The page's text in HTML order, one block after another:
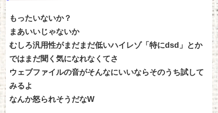
もったいないか？
まあいいじゃないか
むしろ汎用性がまだまだ低いハイレゾ「特にdsd」とか
ではまだ聞く気になれなくてさ
ウェブファイルの音がそんなにいいならそのうち試して
みるよ
なんか怒られそうだなW